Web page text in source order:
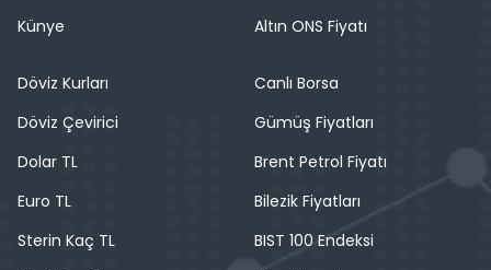
Künye
Altın ONS Fiyatı
Döviz Kurları
Döviz Çevirici
Dolar TL
Euro TL
Sterin Kaç TL
Canlı Borsa
Gümüş Fiyatları
Brent Petrol Fiyatı
Bilezik Fiyatları
BIST 100 Endeksi